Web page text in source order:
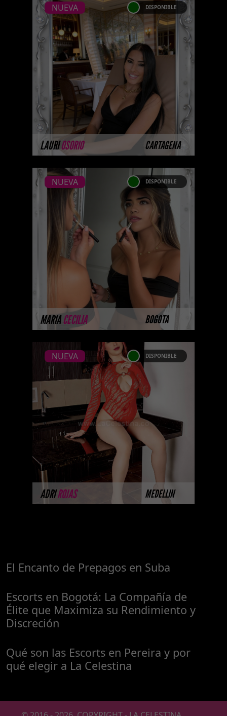
LAURIOSORIO CARTAGENA
NUEVA DISPONIBLE
LAURI OSORIO -
CATALOGO PLATINO
NUEVA
Platinum Esta modelo pertenece
a nuestro Catálogo Privado
Platinum. Selección privada de
modelos con un nivel de belleza
y perform ...
MÁS INFORMACIÓN
MARIACECILIA BOGOTA
NUEVA DISPONIBLE
MARIA CECILIA
ARBOLEDA - CATALOGO
PLATINO
NUEVA
Platinum Esta modelo pertenece
a nuestro Catálogo Privado
Platinum. Selección privada de
modelos con un nivel de belleza
y perform ...
MÁS INFORMACIÓN
ADRIROJAS MEDELLIN
NUEVA DISPONIBLE
ADRI ROJAS NUEVA
Próximamente.... Algunas de
nuestras modelos aún no tienen
imágenes disponibles en la web
porque están completando su
sesión ...
MÁS INFORMACIÓN
El Encanto de Prepagos en Suba
Escorts en Bogotá: La Compañía de
Élite que Maximiza su Rendimiento y
Discreción
Qué son las Escorts en Pereira y por
qué elegir a La Celestina